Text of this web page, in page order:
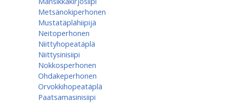
Metsänokiperhonen
Mustatäplähiipijä
Neitoperhonen
Niittyhopeatäplä
Niittysinisiipi
Nokkosperhonen
Ohdakeperhonen
Orvokkihopeatäplä
Paatsamasinisiipi